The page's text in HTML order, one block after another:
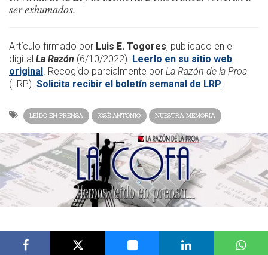
ser exhumados.
Artículo firmado por Luis E. Togores, publicado en el
digital La Razón (6/10/2022). Leerlo en su sitio web
original. Recogido parcialmente por La Razón de la Proa
(LRP). Solicita recibir el boletín semanal de LRP.
LEÍDO EN PRENSA JOSÉ ANTONIO NUESTRA MEMORIA